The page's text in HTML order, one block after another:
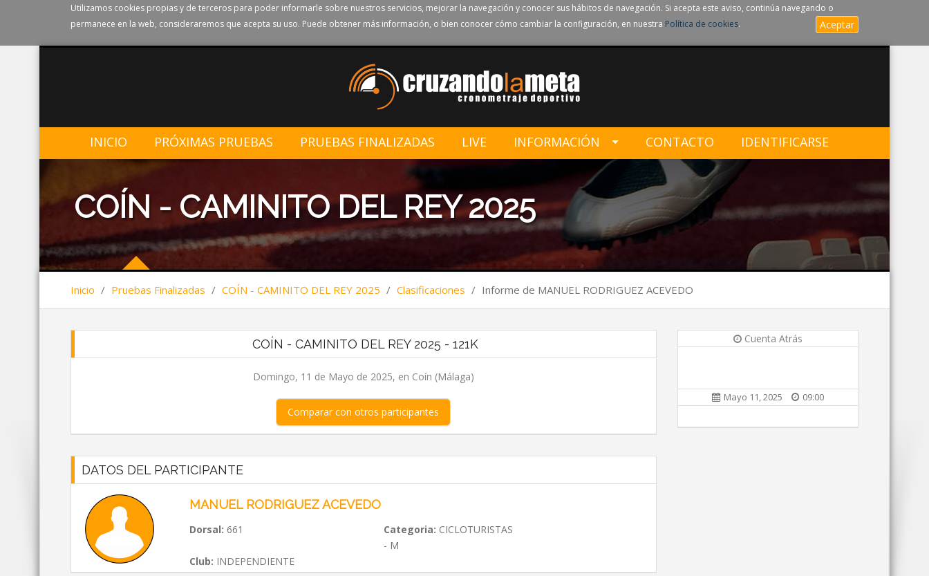
Utilizamos cookies propias y de terceros para poder informarle sobre nuestros servicios, mejorar la navegación y conocer sus hábitos de navegación. Si acepta este aviso, continúa navegando o
permanece en la web, consideraremos que acepta su uso. Puede obtener más información, o bien conocer cómo cambiar la configuración, en nuestra Política de cookies. Aceptar
INICIO PRÓXIMAS PRUEBAS PRUEBAS FINALIZADAS LIVE INFORMACIÓN CONTACTO IDENTIFICARSE
COÍN - CAMINITO DEL REY 2025
Inicio / Pruebas Finalizadas / COÍN - CAMINITO DEL REY 2025 / Clasificaciones / Informe de MANUEL RODRIGUEZ ACEVEDO
COÍN - CAMINITO DEL REY 2025 - 121K
Domingo, 11 de Mayo de 2025, en Coín (Málaga)
Comparar con otros participantes
DATOS DEL PARTICIPANTE
MANUEL RODRIGUEZ ACEVEDO
Dorsal: 661 Categoria: CICLOTURISTAS
- M
Club: INDEPENDIENTE
Cuenta Atrás
Mayo 11, 2025 09:00